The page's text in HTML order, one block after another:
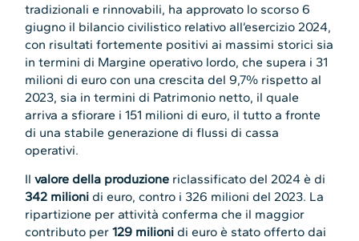
tradizionali e rinnovabili, ha approvato lo scorso 6
giugno il bilancio civilistico relativo all’esercizio 2024,
con risultati fortemente positivi ai massimi storici sia
in termini di Margine operativo lordo, che supera i 31
milioni di euro con una crescita del 9,7% rispetto al
2023, sia in termini di Patrimonio netto, il quale
arriva a sfiorare i 151 milioni di euro, il tutto a fronte
di una stabile generazione di flussi di cassa
operativi.
Ilvalore della produzione riclassificato del 2024 è di
342 milioni di euro, contro i 326 milioni del 2023. La
ripartizione per attività conferma che il maggior
contributo per129 milioni di euro è stato offerto dai